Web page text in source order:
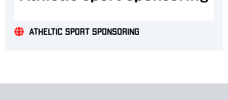
Atheltic Sport Sponsoring